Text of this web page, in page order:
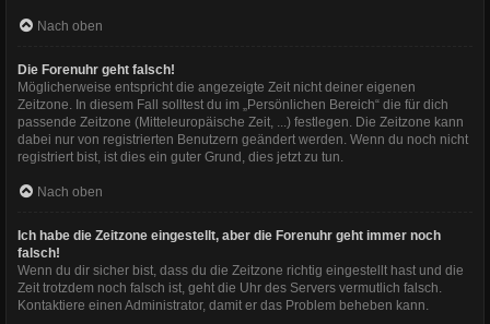
Nach oben
Die Forenuhr geht falsch!
Möglicherweise entspricht die angezeigte Zeit nicht deiner eigenen
Zeitzone. In diesem Fall solltest du im „Persönlichen Bereich“ die für dich
passende Zeitzone (Mitteleuropäische Zeit, ...) festlegen. Die Zeitzone kann
dabei nur von registrierten Benutzern geändert werden. Wenn du noch nicht
registriert bist, ist dies ein guter Grund, dies jetzt zu tun.
Nach oben
Ich habe die Zeitzone eingestellt, aber die Forenuhr geht immer noch
falsch!
Wenn du dir sicher bist, dass du die Zeitzone richtig eingestellt hast und die
Zeit trotzdem noch falsch ist, geht die Uhr des Servers vermutlich falsch.
Kontaktiere einen Administrator, damit er das Problem beheben kann.